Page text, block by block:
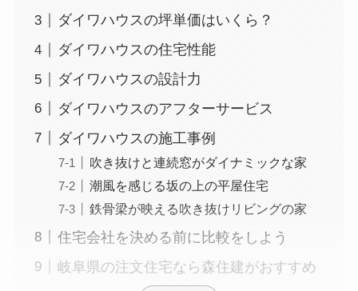
ダイワハウスの坪単価はいくら？
ダイワハウスの住宅性能
ダイワハウスの設計力
ダイワハウスのアフターサービス
ダイワハウスの施工事例
吹き抜けと連続窓がダイナミックな家
潮風を感じる坂の上の平屋住宅
鉄骨梁が映える吹き抜けリビングの家
住宅会社を決める前に比較をしよう
岐阜県の注文住宅なら森住建がおすすめ